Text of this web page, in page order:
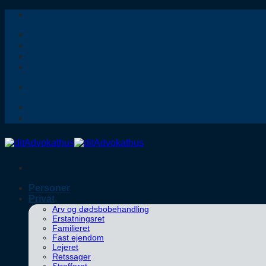
Fortsæt
indhold
Personer
Privat
Arv og dødsbobehandling
Erstatningsret
Familieret
Fast ejendom
Lejeret
Retssager